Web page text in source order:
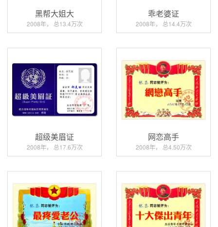
黑帮大姐大
2008年， 总13.4万次
乖老婆证
2008年， 总14.4万次
超级美眉证
2008年， 总17.6万次
网恋高手
2008年， 总4.50万次